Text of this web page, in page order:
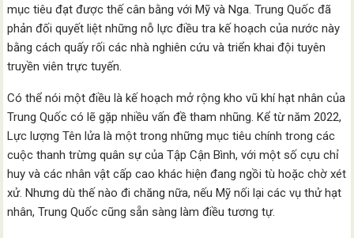
mục tiêu đạt được thế cân bằng với Mỹ và Nga. Trung Quốc đã
phản đối quyết liệt những nỗ lực điều tra kế hoạch của nước này
bằng cách quấy rối các nhà nghiên cứu và triển khai đội tuyên
truyền viên trực tuyến.
Có thể nói một điều là kế hoạch mở rộng kho vũ khí hạt nhân của
Trung Quốc có lẽ gặp nhiều vấn đề tham nhũng. Kể từ năm 2022,
Lực lượng Tên lửa là một trong những mục tiêu chính trong các
cuộc thanh trừng quân sự của Tập Cận Bình, với một số cựu chỉ
huy và các nhân vật cấp cao khác hiện đang ngồi tù hoặc chờ xét
xử. Nhưng dù thế nào đi chăng nữa, nếu Mỹ nối lại các vụ thử hạt
nhân, Trung Quốc cũng sẵn sàng làm điều tương tự.